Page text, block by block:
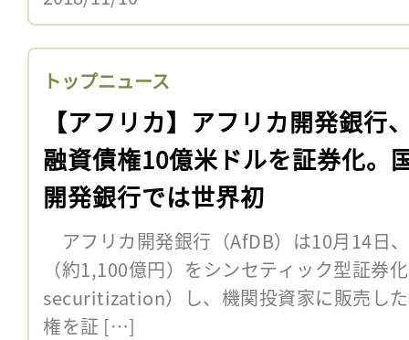
トップニュース
【アフリカ】アフリカ開発銀行
融資債権10億米ドルを証券化。
開発銀行では世界初
アフリカ開発銀行（AfDB）は10月14日
（約1,100億円）をシンセティック型証券
securitization）し、機関投資家に販売し
権を証 […]